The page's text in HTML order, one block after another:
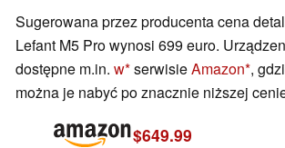
Sugerowana przez producenta cena
Lefant M5 Pro wynosi 699 euro.
dostępne m.in. w serwisieAmazon ,
można je nabyć po znacznie niższej
$649.99